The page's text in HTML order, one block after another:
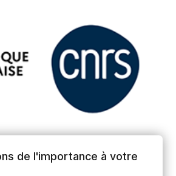
de l'importance à votre